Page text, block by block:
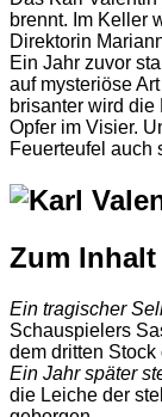
brennt. Im Keller
Direktorin
Ein Jahr zuvor
auf mysteriöse
brisanter wird die
Opfer im Visier.
Feuerteufel auch
Zum Inhalt
Ein tragischer
Schauspielers
dem dritten
Ein Jahr später
die Leiche der